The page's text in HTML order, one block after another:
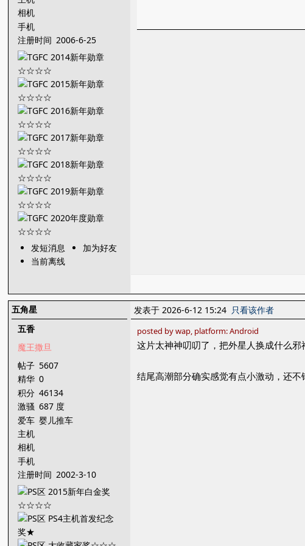
相机
手机
注册时间 2006-6-25
发短消息
加为好友
当前离线
五角星
五香
魔王撒旦
帖子 5607
精华 0
积分 46134
激骚 687 度
爱车 婴儿推车
主机
相机
手机
注册时间 2002-3-10
发表于 2026-6-12 15:24 只看该作者
posted by wap, platform: Android
这片太神神叨叨了，把外星人换成什么邪
结尾高潮部分确实感觉有点小激动，还不